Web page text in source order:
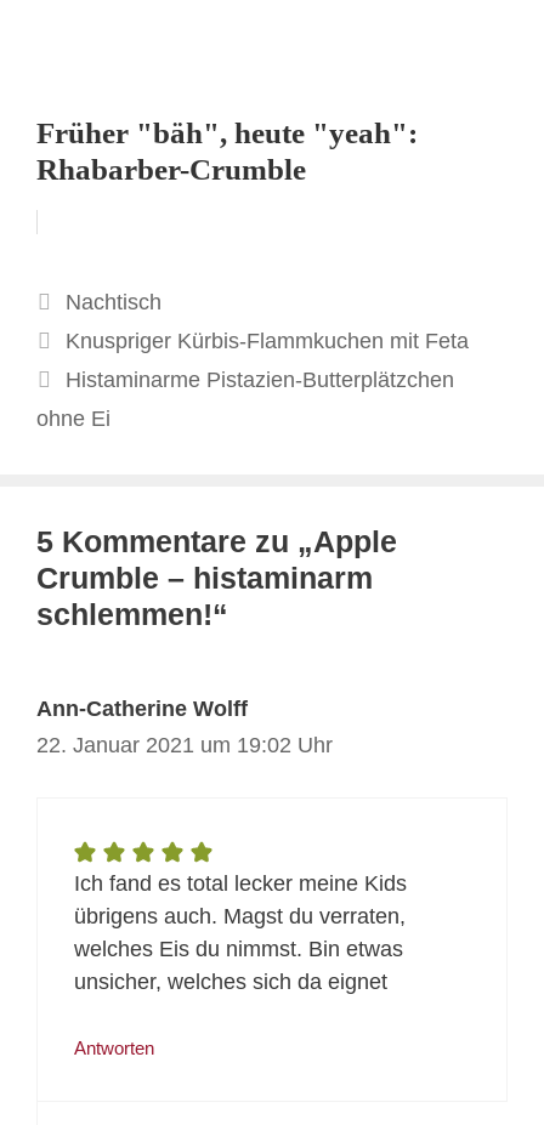
Früher "bäh", heute "yeah":
Rhabarber-Crumble
Kategorien
Nachtisch
Knuspriger Kürbis-Flammkuchen mit Feta
Histaminarme Pistazien-Butterplätzchen
ohne Ei
5 Kommentare zu „Apple
Crumble – histaminarm
schlemmen!“
Ann-Catherine Wolff
22. Januar 2021 um 19:02 Uhr
Ich fand es total lecker meine Kids
übrigens auch. Magst du verraten,
welches Eis du nimmst. Bin etwas
unsicher, welches sich da eignet
Antworten